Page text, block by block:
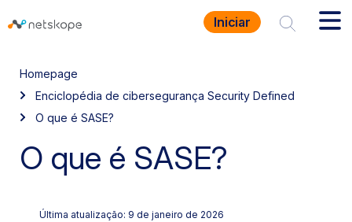
Iniciar
Homepage
Enciclopédia de cibersegurança Security Defined
O que é SASE?
O que é SASE?
Última atualização: 9 de janeiro de 2026